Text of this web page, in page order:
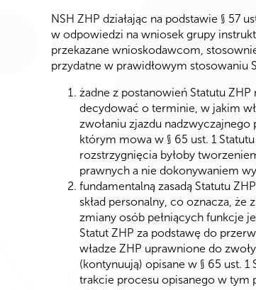
NSH ZHP działając na podstawie § 57
w odpowiedzi na wniosek grupy
przekazane wnioskodawcom,
przydatne w prawidłowym stosowaniu
żadne z postanowień Statutu
decydować o terminie, w jakim
zwołaniu zjazdu
którym mowa w § 65 ust. 1
rozstrzygnięcia byłoby
prawnych a nie dokonywaniem
fundamentalną zasadą Statutu
skład personalny, co oznacza, że
zmiany osób pełniących funkcje
Statut ZHP za podstawę do
władze ZHP uprawnione do
(kontynuują) opisane w § 65 ust. 1
trakcie procesu opisanego w tym